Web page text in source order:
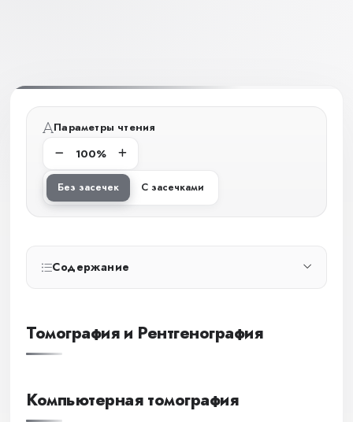
Параметры чтения
100%
Без засечек С засечками
Содержание
Томография и Рентгенография
Компьютерная томография